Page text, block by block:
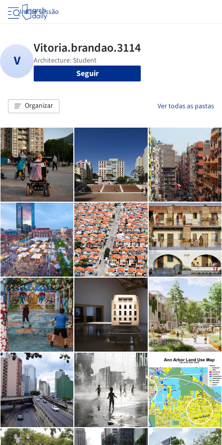
Iniciar sessão
Seguir
Organizar Ver todas as pastas